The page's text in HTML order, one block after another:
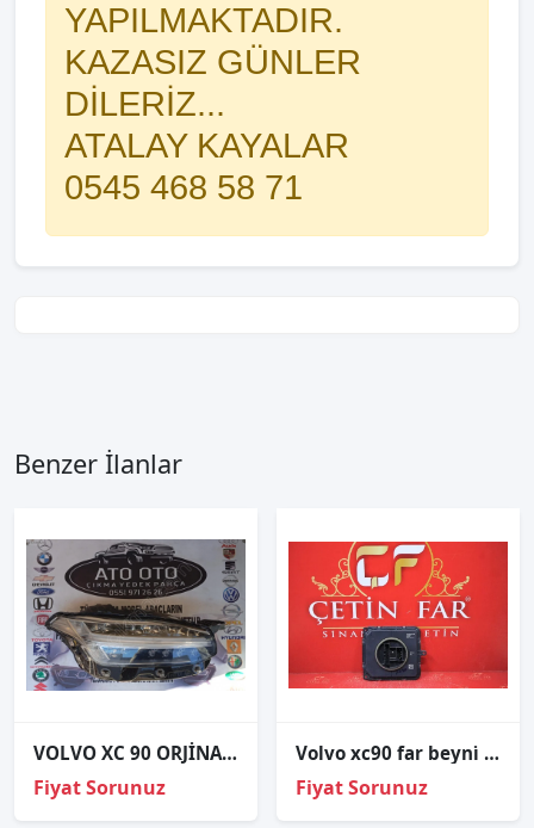
YAPILMAKTADIR.
KAZASIZ GÜNLER
DİLERİZ...
ATALAY KAYALAR
0545 468 58 71
Benzer İlanlar
VOLVO XC 90 ORJİNAL ÇIKMA SAĞ FAR
Fiyat Sorunuz
Volvo xc90 far beyni̇ orj çıkma 2018-2023 32337412
Fiyat Sorunuz